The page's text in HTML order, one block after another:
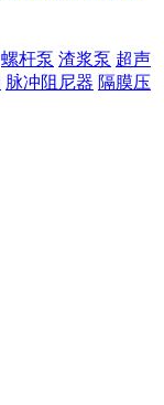
螺杆泵 渣浆泵 超声
脉冲阻尼器 隔膜压